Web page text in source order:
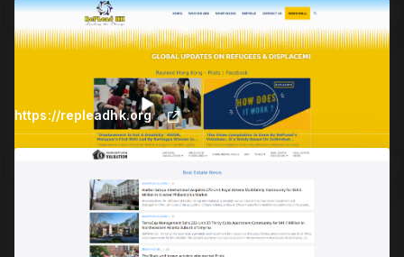
Wall
Widget
Create Widget
https://repleadhk.org
Create Widget